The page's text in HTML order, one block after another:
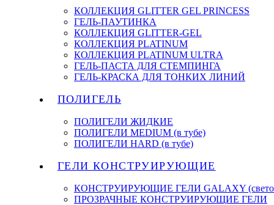
КОЛЛЕКЦИЯ GLITTER GEL PRINCESS
ГЕЛЬ-ПАУТИНКА
КОЛЛЕКЦИЯ GLITTER-GEL
КОЛЛЕКЦИЯ PLATINUM
КОЛЛЕКЦИЯ PLATINUM ULTRA
ГЕЛЬ-ПАСТА ДЛЯ СТЕМПИНГА
ГЕЛЬ-КРАСКА ДЛЯ ТОНКИХ ЛИНИЙ
ПОЛИГЕЛЬ
ПОЛИГЕЛИ ЖИДКИЕ
ПОЛИГЕЛИ MEDIUM (в тубе)
ПОЛИГЕЛИ HARD (в тубе)
ГЕЛИ КОНСТРУИРУЮЩИЕ
КОНСТРУИРУЮЩИЕ ГЕЛИ GALAXY
ПРОЗРАЧНЫЕ КОНСТРУИРУЮЩИЕ ГЕЛИ